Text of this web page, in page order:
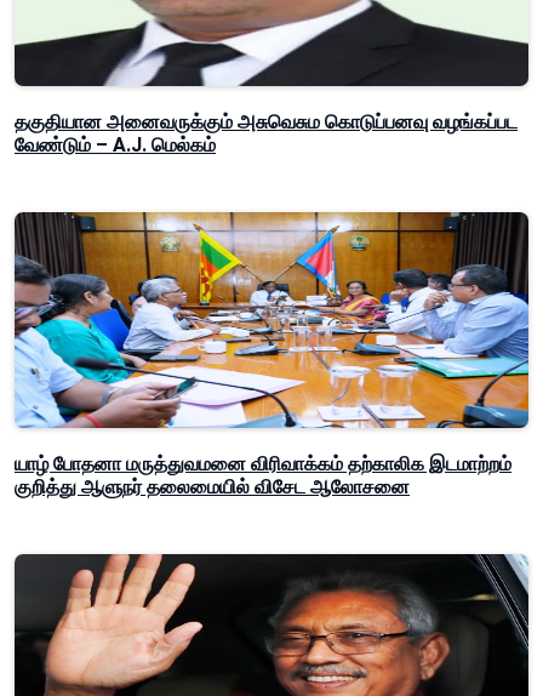
தகுதியான அனைவருக்கும் அசுவெசும கொடுப்பனவு வழங்கப்பட
வேண்டும் – A.J. மெல்கம்
யாழ் போதனா மருத்துவமனை விரிவாக்கம் தற்காலிக இடமாற்றம்
குறித்து ஆளுநர் தலைமையில் விசேட ஆலோசனை